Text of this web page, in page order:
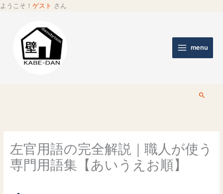
ようこそ！ ゲスト さん
menu
検
左官用語の完全解説｜職人が使う
専門用語集【あいうえお順】